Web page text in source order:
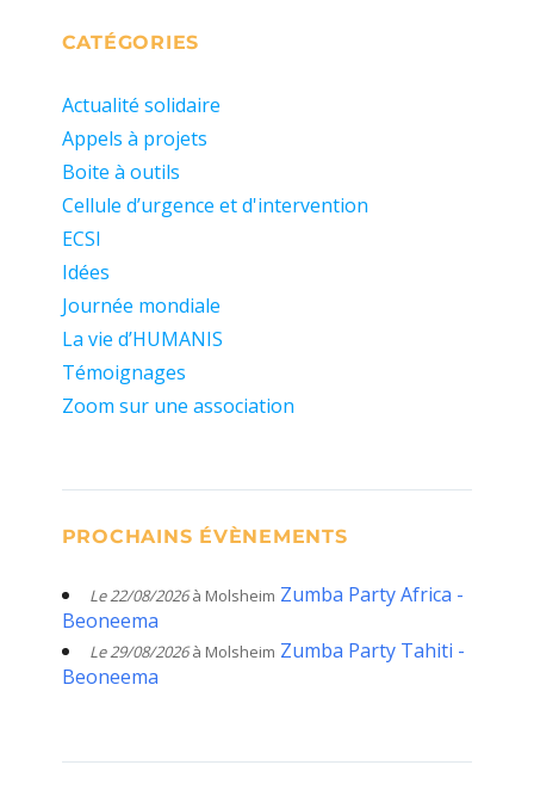
CATÉGORIES
Actualité solidaire
Appels à projets
Boite à outils
Cellule d’urgence et d'intervention
ECSI
Idées
Journée mondiale
La vie d’HUMANIS
Témoignages
Zoom sur une association
PROCHAINS ÉVÈNEMENTS
Le 22/08/2026à Molsheim Zumba Party Africa -
Beoneema
Le 29/08/2026à Molsheim Zumba Party Tahiti -
Beoneema